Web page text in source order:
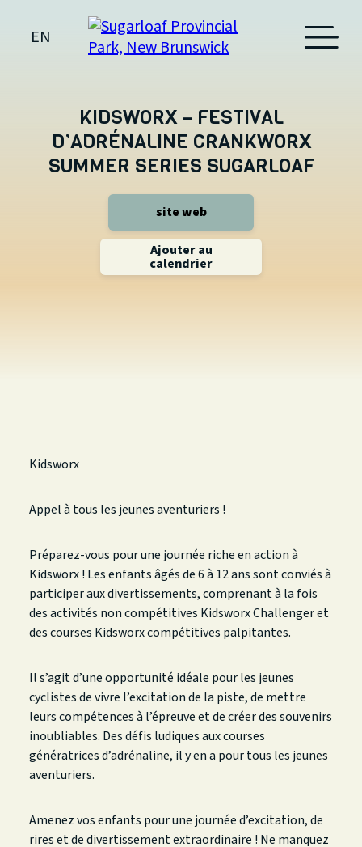
EN
KIDSWORX – FESTIVAL
D’ADRÉNALINE CRANKWORX
SUMMER SERIES SUGARLOAF
site web
Ajouter au
calendrier
Kidsworx
Appel à tous les jeunes aventuriers !
Préparez-vous pour une journée riche en action à
Kidsworx ! Les enfants âgés de 6 à 12 ans sont conviés à
participer aux divertissements, comprenant à la fois
des activités non compétitives Kidsworx Challenger et
des courses Kidsworx compétitives palpitantes.
Il s’agit d’une opportunité idéale pour les jeunes
cyclistes de vivre l’excitation de la piste, de mettre
leurs compétences à l’épreuve et de créer des souvenirs
inoubliables. Des défis ludiques aux courses
génératrices d’adrénaline, il y en a pour tous les jeunes
aventuriers.
Amenez vos enfants pour une journée d’excitation, de
rires et de divertissement extraordinaire ! Ne manquez